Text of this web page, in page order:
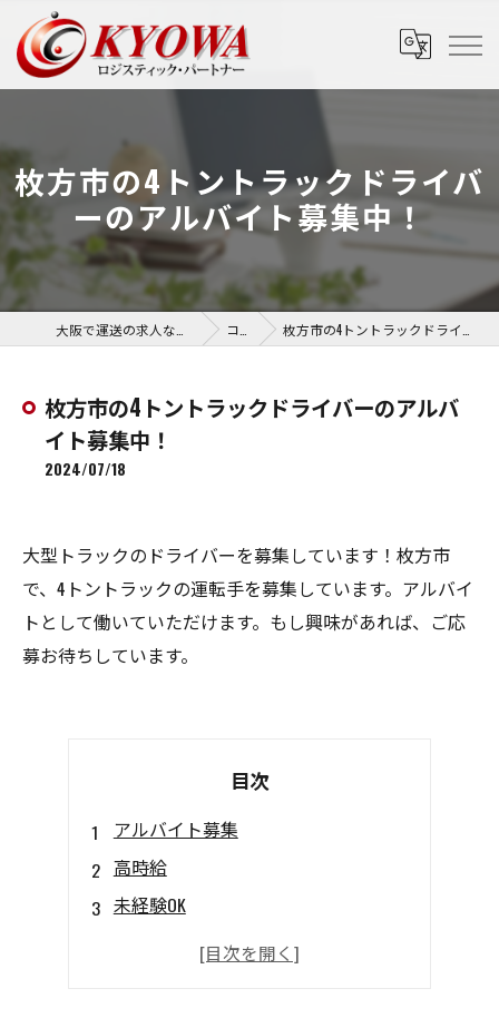
枚方市の4トントラックドライバ
ーのアルバイト募集中！
コラム 枚方市の4トントラックドライバーのアルバイト募集中！
枚方市の4トントラックドライバーのアルバ
イト募集中！
2024/07/18
大型トラックのドライバーを募集しています！枚方市
で、4トントラックの運転手を募集しています。アルバイ
トとして働いていただけます。もし興味があれば、ご応
募お待ちしています。
目次
アルバイト募集
高時給
未経験OK